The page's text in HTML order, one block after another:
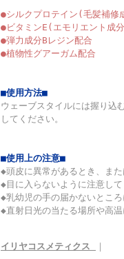
●シルクプロテイン(毛髪補修
●ビタミンE(エモリエント成
●弾力成分Bレジン配合
●植物性グアーガム配合
■使用方法■
ウェーブスタイルには握り込
してください。
■使用上の注意■
◆頭皮に異常があるとき、ま
◆目に入らないように注意し
◆乳幼児の手の届かないところ
◆直射日光の当たる場所や高
イリヤコスメティクス ｜